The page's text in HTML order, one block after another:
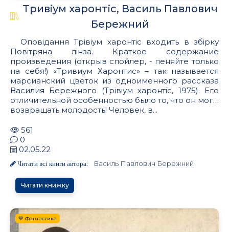
Тривiум харонтiс, Василь Павлович
Бережний
Оповідання Трівіум харонтіс входить в збірку
Повітряна лінза. Краткое содержание
произведения (открыв спойлер, - пеняйте только
на себя!) «Тривиум Харонтис» – так называется
марсианский цветок из одноименного рассказа
Василия Бережного (Трівіум харонтіс, 1975). Его
отличительной особенностью было то, что он мог…
возвращать молодость! Человек, в...
561
0
02.05.22
Читати всі книги автора: Василь Павлович Бережний
Читати книжку
💙 Фантастика